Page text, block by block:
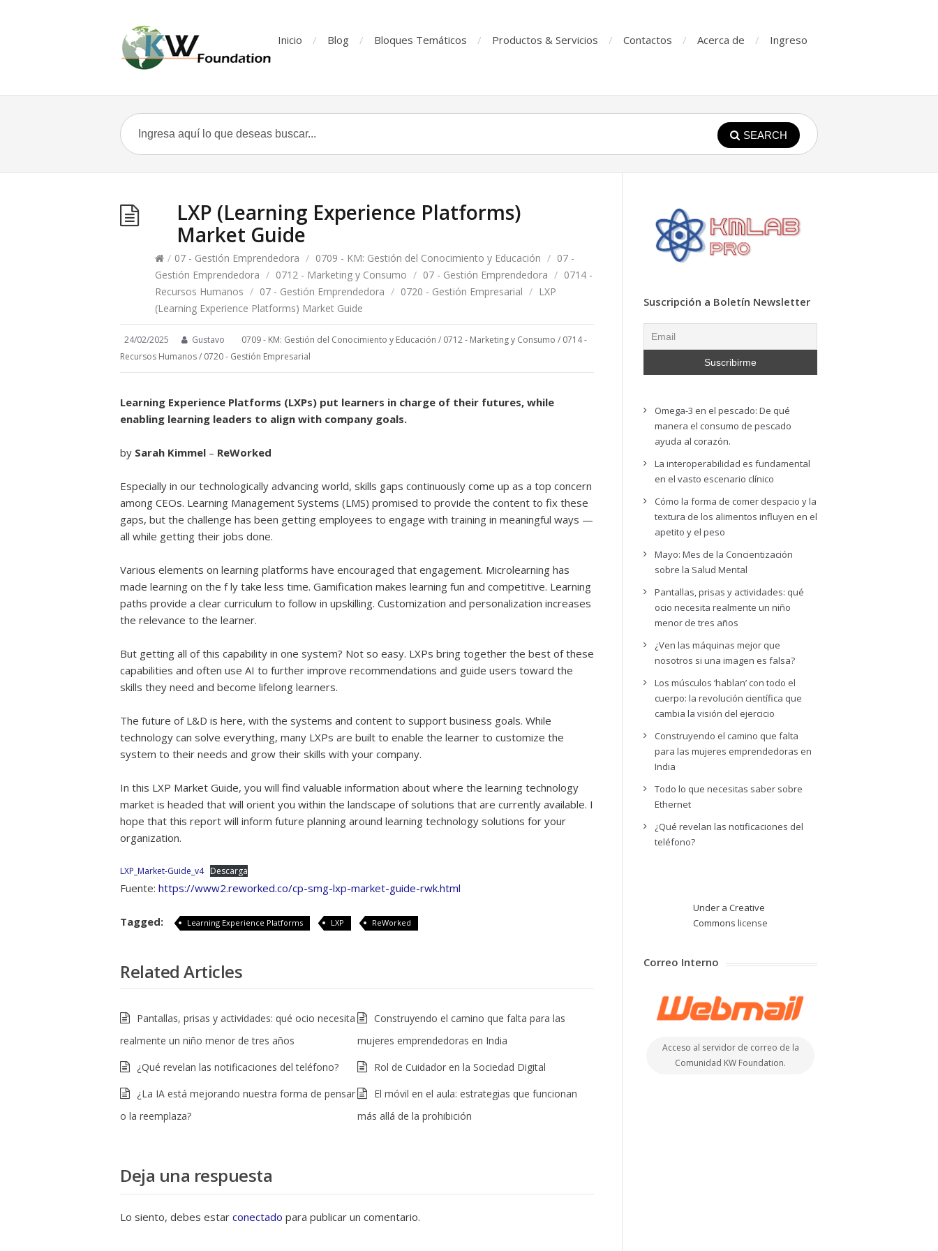
Inicio Blog Bloques Temáticos Productos & Servicios Contactos Acerca de Ingreso
SEARCH
LXP (Learning Experience Platforms)
Market Guide
/ 07 - Gestión Emprendedora / 0709 - KM: Gestión del Conocimiento y Educación / 07 -
Gestión Emprendedora / 0712 - Marketing y Consumo / 07 - Gestión Emprendedora / 0714 -
Recursos Humanos / 07 - Gestión Emprendedora / 0720 - Gestión Empresarial / LXP
(Learning Experience Platforms) Market Guide
24/02/2025 Gustavo 0709 - KM: Gestión del Conocimiento y Educación / 0712 - Marketing y Consumo / 0714 -
Recursos Humanos/ 0720 - Gestión Empresarial
Learning Experience Platforms (LXPs) put learners in charge of their futures, while
enabling learning leaders to align with company goals.
by Sarah Kimmel – ReWorked
Especially in our technologically advancing world, skills gaps continuously come up as a top concern
among CEOs. Learning Management Systems (LMS) promised to provide the content to fix these
gaps, but the challenge has been getting employees to engage with training in meaningful ways —
all while getting their jobs done.
Various elements on learning platforms have encouraged that engagement. Microlearning has
made learning on the f ly take less time. Gamification makes learning fun and competitive. Learning
paths provide a clear curriculum to follow in upskilling. Customization and personalization increases
the relevance to the learner.
But getting all of this capability in one system? Not so easy. LXPs bring together the best of these
capabilities and often use AI to further improve recommendations and guide users toward the
skills they need and become lifelong learners.
The future of L&D is here, with the systems and content to support business goals. While
technology can solve everything, many LXPs are built to enable the learner to customize the
system to their needs and grow their skills with your company.
In this LXP Market Guide, you will find valuable information about where the learning technology
market is headed that will orient you within the landscape of solutions that are currently available. I
hope that this report will inform future planning around learning technology solutions for your
organization.
LXP_Market-Guide_v4 Descarga
Fuente: https://www2.reworked.co/cp-smg-lxp-market-guide-rwk.html
Tagged: Learning Experience Platforms LXP ReWorked
Related Articles
Pantallas, prisas y actividades: qué ocio necesita
realmente un niño menor de tres años
Construyendo el camino que falta para las
mujeres emprendedoras en India
¿Qué revelan las notificaciones del teléfono?
Rol de Cuidador en la Sociedad Digital
¿La IA está mejorando nuestra forma de pensar
o la reemplaza?
El móvil en el aula: estrategias que funcionan
más allá de la prohibición
Deja una respuesta
Lo siento, debes estar conectado para publicar un comentario.
Suscripción a Boletín Newsletter
Omega-3 en el pescado: De qué
manera el consumo de pescado
ayuda al corazón.
La interoperabilidad es fundamental
en el vasto escenario clínico
Cómo la forma de comer despacio y la
textura de los alimentos influyen en el
apetito y el peso
Mayo: Mes de la Concientización
sobre la Salud Mental
Pantallas, prisas y actividades: qué
ocio necesita realmente un niño
menor de tres años
¿Ven las máquinas mejor que
nosotros si una imagen es falsa?
Los músculos ‘hablan’ con todo el
cuerpo: la revolución científica que
cambia la visión del ejercicio
Construyendo el camino que falta
para las mujeres emprendedoras en
India
Todo lo que necesitas saber sobre
Ethernet
¿Qué revelan las notificaciones del
teléfono?
Under a Creative
Commons license
Correo Interno
Acceso al servidor de correo de la
Comunidad KW Foundation.